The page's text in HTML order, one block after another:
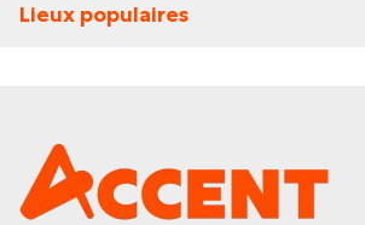
Lieux populaires